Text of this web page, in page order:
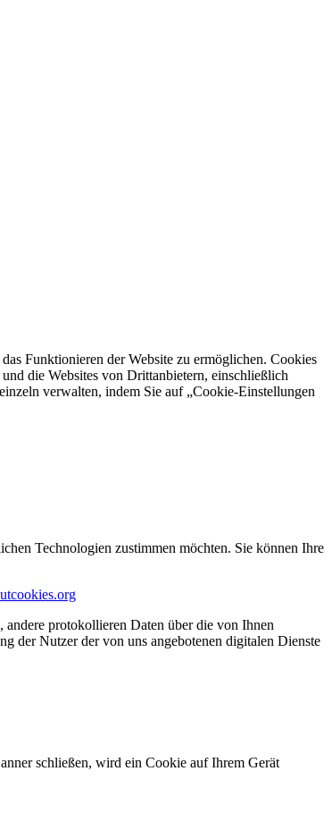
Funktionieren der Website zu ermöglichen. Cookies
die Websites von Drittanbietern, einschließlich
verwalten, indem Sie auf „Cookie-Einstellungen
Technologien zustimmen möchten. Sie können Ihre
protokollieren Daten über die von Ihnen
der Nutzer der von uns angebotenen digitalen Dienste
schließen, wird ein Cookie auf Ihrem Gerät